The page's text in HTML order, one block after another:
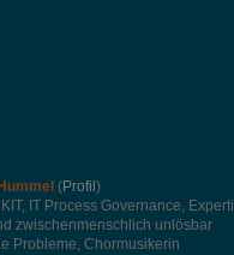
(Profil )
IT Process Governance,
zwischenmenschlich unlösbar
Probleme, Chormusikerin